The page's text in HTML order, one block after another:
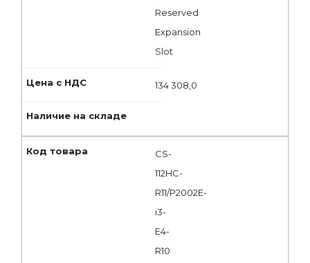
Reserved
Expansion
Slot
134 308,0
CS-
112HC-
R11/P2002E-
i3-
E4-
R10